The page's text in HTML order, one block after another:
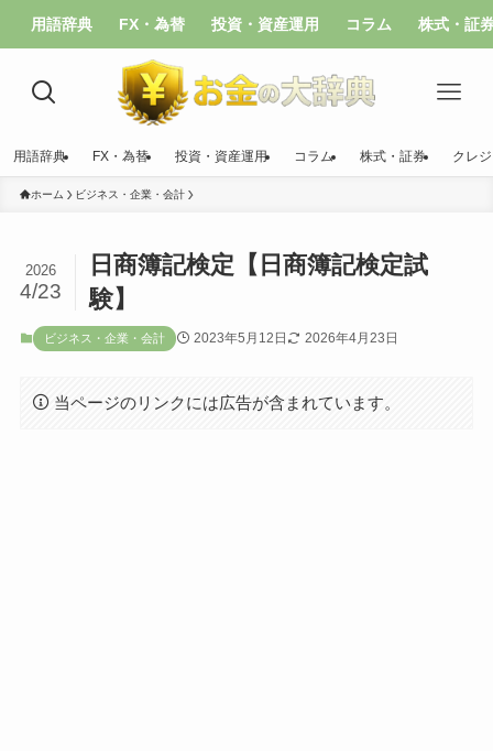
用語辞典 FX・為替 投資・資産運用 コラム 株式・証
用語辞典 FX・為替 投資・資産運用 コラム 株式・証券 クレ
ホーム ビジネス・企業・会計
日商簿記検定【日商簿記検定試
験】
2026
4/23
ビジネス・企業・会計 2023年5月12日 2026年4月23日
当ページのリンクには広告が含まれています。